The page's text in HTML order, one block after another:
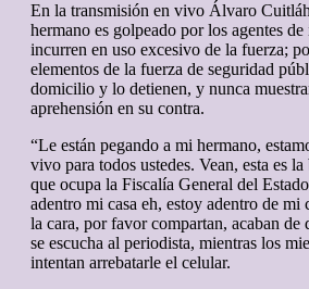
En la transmisión en vivo Álvaro
hermano es golpeado por los agentes
incurren en uso excesivo de la fuerza;
elementos de la fuerza de seguridad
domicilio y lo detienen, y nunca
aprehensión en su contra.
“Le están pegando a mi hermano,
vivo para todos ustedes. Vean, esta es
que ocupa la Fiscalía General del
adentro mi casa eh, estoy adentro de mi
la cara, por favor compartan, acaban de
se escucha al periodista, mientras los
intentan arrebatarle el celular.